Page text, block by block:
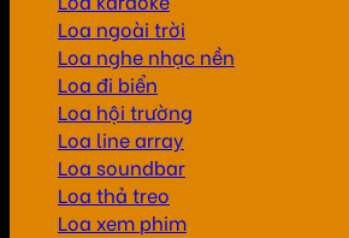
Loa ngoài trời
Loa nghe nhạc nền
Loa đi biển
Loa hội trường
Loa line array
Loa soundbar
Loa thả treo
Loa xem phim